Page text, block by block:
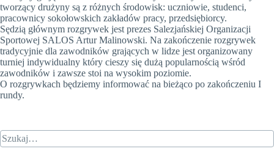
tworzący drużyny są z różnych środowisk: uczniowie, studenci,
pracownicy sokołowskich zakładów pracy, przedsiębiorcy.
Sędzią głównym rozgrywek jest prezes Salezjańskiej Organizacji
Sportowej SALOS Artur Malinowski. Na zakończenie rozgrywek
tradycyjnie dla zawodników grających w lidze jest organizowany
turniej indywidualny który cieszy się dużą popularnością wśród
zawodników i zawsze stoi na wysokim poziomie.
O rozgrywkach będziemy informować na bieżąco po zakończeniu I
rundy.